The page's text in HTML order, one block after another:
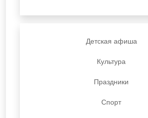
Детская афиша
Культура
Праздники
Спорт